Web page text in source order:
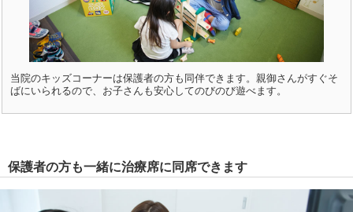
当院のキッズコーナーは保護者の方も同伴できます。親御さんがすぐそ
ばにいられるので、お子さんも安心してのびのび遊べます。
保護者の方も一緒に治療席に同席できます